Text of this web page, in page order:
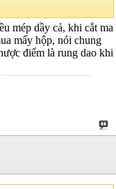
mép dầy cả, khi cắt ma
mấy hộp, nói chung
điểm là rung dao khi